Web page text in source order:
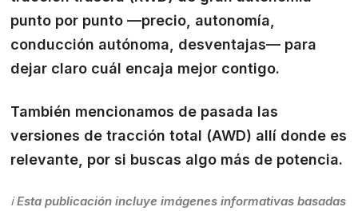
punto por punto —precio, autonomía,
conducción autónoma, desventajas— para
dejar claro cuál encaja mejor contigo.
También mencionamos de pasada las
versiones de tracción total (AWD) allí donde es
relevante, por si buscas algo más de potencia.
ℹ️ Esta publicación incluye imágenes informativas basadas